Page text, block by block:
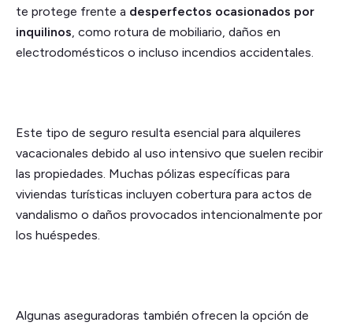
te protege frente a desperfectos ocasionados por
inquilinos, como rotura de mobiliario, daños en
electrodomésticos o incluso incendios accidentales.
Este tipo de seguro resulta esencial para alquileres
vacacionales debido al uso intensivo que suelen recibir
las propiedades. Muchas pólizas específicas para
viviendas turísticas incluyen cobertura para actos de
vandalismo o daños provocados intencionalmente por
los huéspedes.
Algunas aseguradoras también ofrecen la opción de